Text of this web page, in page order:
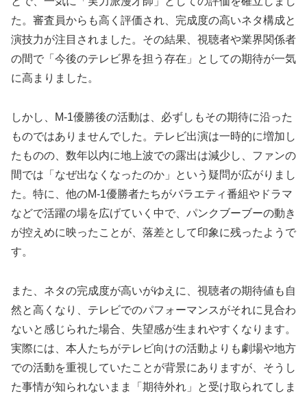
た。審査員からも高く評価され、完成度の高いネタ構成と
演技力が注目されました。その結果、視聴者や業界関係者
の間で「今後のテレビ界を担う存在」としての期待が一気
に高まりました。
しかし、M-1優勝後の活動は、必ずしもその期待に沿った
ものではありませんでした。テレビ出演は一時的に増加し
たものの、数年以内に地上波での露出は減少し、ファンの
間では「なぜ出なくなったのか」という疑問が広がりまし
た。特に、他のM-1優勝者たちがバラエティ番組やドラマ
などで活躍の場を広げていく中で、パンクブーブーの動き
が控えめに映ったことが、落差として印象に残ったようで
す。
また、ネタの完成度が高いがゆえに、視聴者の期待値も自
然と高くなり、テレビでのパフォーマンスがそれに見合わ
ないと感じられた場合、失望感が生まれやすくなります。
実際には、本人たちがテレビ向けの活動よりも劇場や地方
での活動を重視していたことが背景にありますが、そうし
た事情が知られないまま「期待外れ」と受け取られてしま